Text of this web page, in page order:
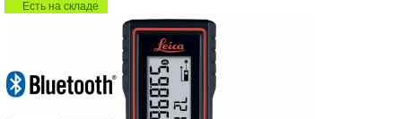
Есть на складе